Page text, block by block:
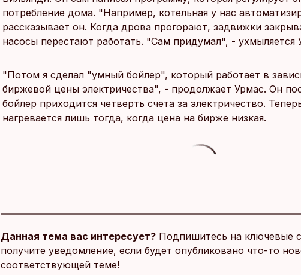
потребление дома. "Например, котельная у нас
рассказывает он. Когда дрова прогорают, задвижки
насосы перестают работать. "Сам придумал", - ухмыляется
"Потом я сделал "умный бойлер", который работает в
биржевой цены электричества", - продолжает Урмас. Он
бойлер приходится четверть счета за электричество.
нагревается лишь тогда, когда цена на бирже низкая.
Данная тема вас интересует? Подпишитесь на ключевые
получите уведомление, если будет опубликовано что-то
соответствующей теме!